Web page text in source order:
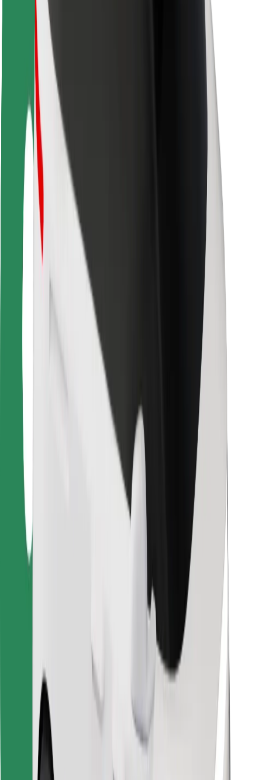
Безпека
Безпека пасажирів
Безпека водіїв
Безпека електросамокатів
Лабораторія безпеки
Міста
Розташування
Міські рішення
Аеропорти
Зарядні станції Bolt
Підтримка
Для пасажирів
Для водіїв
Для кур'єрів
Доставка Bolt Food
Для власників автопарків
Для ресторанів
Bolt for Business
Постачальникам
Правила та Умови
Замовляй поїздку за лічені хвилини!
Завантажити застосунок Bolt
Завантажити застосунок Bolt Food